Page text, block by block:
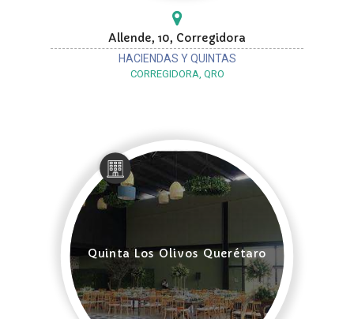
Allende, 10, Corregidora
HACIENDAS Y QUINTAS
CORREGIDORA, QRO
Quinta Los Olivos Querétaro